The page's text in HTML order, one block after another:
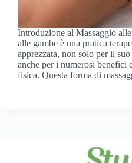
Introduzione al Massaggio
alle gambe è una pratica
apprezzata, non solo per il
anche per i numerosi benefici
fisica. Questa forma di